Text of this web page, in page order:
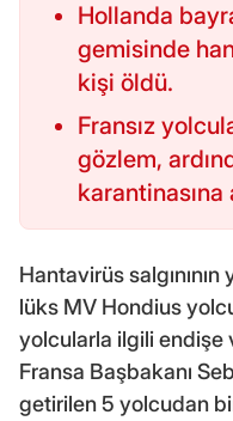
Hollanda
gemisinde
kişi öldü.
Fransız
gözlem,
karantinasına
Hantavirüs salgınının
lüks MV Hondius
yolcularla ilgili endişe
Fransa Başbakanı
getirilen 5 yolcudan